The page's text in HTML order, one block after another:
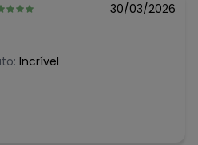
30/03/2026
Incrível